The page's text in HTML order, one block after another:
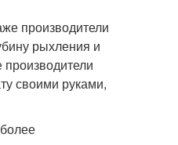
производители
рыхления и
своими руками,